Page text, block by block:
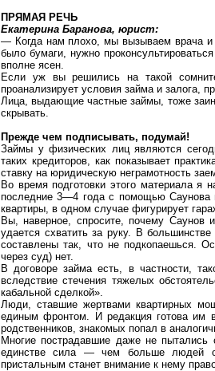
ПРЯМАЯ РЕЧЬ
Екатерина Баранова, юрист:
— Когда нам плохо, мы вызываем врача и
было бумаги, нужно
вполне ясен.
Если уж вы решились на такой
проанализирует условия займа и залога,
Лица, выдающие частные займы, тоже
скрывать.
Прежде чем подписывать, подумай!
Займы у физических лиц являются
таких кредиторов, как показывает
ставку на юридическую неграмотность
Во время подготовки этого материала
последние 3—4 года с помощью Саунова
квартиры, в одном случае фигурирует
Вы, наверное, спросите, почему Саунов
удается схватить за руку. В
составлены так, что не подкопаешься.
через суд) нет.
В договоре займа есть, в частности,
вследствие стечения тяжелых
кабальной сделкой».
Люди, ставшие жертвами квартирных
единым фронтом. И редакция готова им
родственников, знакомых попал в
Многие пострадавшие даже не пытались
единстве сила — чем больше людей
пристальным станет внимание к нему